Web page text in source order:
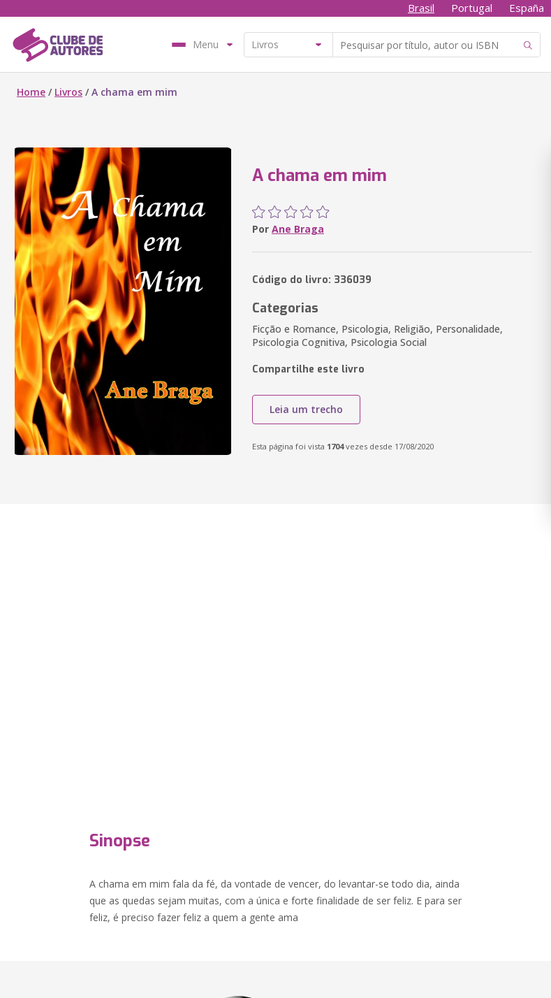
Brasil Portugal España
Menu
Home / Livros /A chama em mim
A chama em mim
Por Ane Braga
Código do livro: 336039
Categorias
Ficção e Romance, Psicologia, Religião, Personalidade,
Psicologia Cognitiva, Psicologia Social
Compartilhe este livro
Leia um trecho
Esta página foi vista 1704vezes desde 17/08/2020
Sinopse
A chama em mim fala da fé, da vontade de vencer, do levantar-se todo dia, ainda
que as quedas sejam muitas, com a única e forte finalidade de ser feliz. E para ser
feliz, é preciso fazer feliz a quem a gente ama